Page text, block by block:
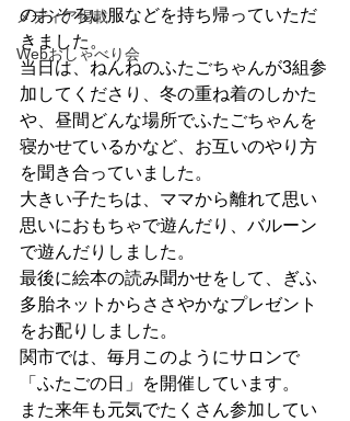
メディア掲載
Webおしゃべり会
のおそろい服などを持ち帰っていただ
きました。
当日は、ねんねのふたごちゃんが3組参
加してくださり、冬の重ね着のしかた
や、昼間どんな場所でふたごちゃんを
寝かせているかなど、お互いのやり方
を聞き合っていました。
大きい子たちは、ママから離れて思い
思いにおもちゃで遊んだり、バルーン
で遊んだりしました。
最後に絵本の読み聞かせをして、ぎふ
多胎ネットからささやかなプレゼント
をお配りしました。
関市では、毎月このようにサロンで
「ふたごの日」を開催しています。
また来年も元気でたくさん参加してい